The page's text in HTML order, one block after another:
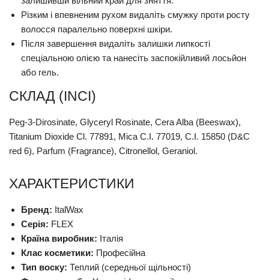
Різким і впевненим рухом видаліть смужку проти росту
волосся паралельно поверхні шкіри.
Після завершення видаліть залишки липкості
спеціальною олією та нанесіть заспокійливий лосьйон
або гель.
СКЛАД (INCI)
Peg-3-Dirosinate, Glyceryl Rosinate, Cera Alba (Beeswax),
Titanium Dioxide Cl. 77891, Mica C.I. 77019, C.I. 15850 (D&C
red 6), Parfum (Fragrance), Citronellol, Geraniol.
ХАРАКТЕРИСТИКИ
Бренд: ItalWax
Серія: FLEX
Країна виробник: Італія
Клас косметики: Професійна
Тип воску: Теплий (середньої щільності)